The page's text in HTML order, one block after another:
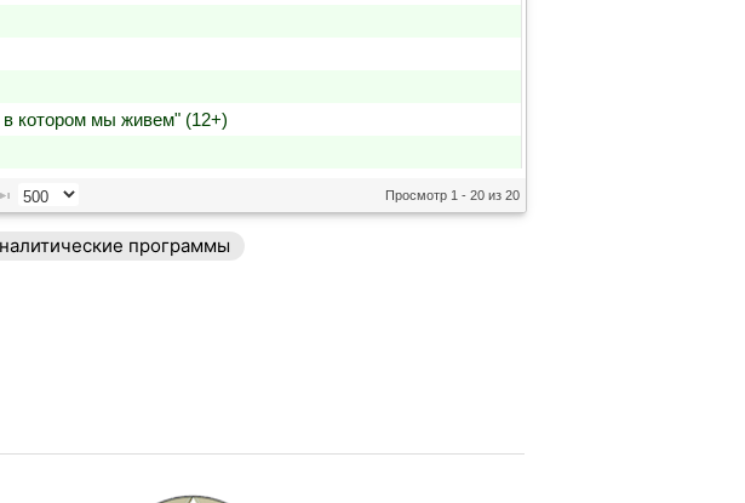
котором мы живем" (12+)
Просмотр 1 - 20 из 20
программы